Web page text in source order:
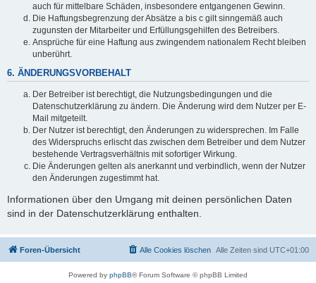
auch für mittelbare Schäden, insbesondere entgangenen Gewinn.
Die Haftungsbegrenzung der Absätze a bis c gilt sinngemäß auch
zugunsten der Mitarbeiter und Erfüllungsgehilfen des Betreibers.
Ansprüche für eine Haftung aus zwingendem nationalem Recht bleiben
unberührt.
6. ÄNDERUNGSVORBEHALT
Der Betreiber ist berechtigt, die Nutzungsbedingungen und die
Datenschutzerklärung zu ändern. Die Änderung wird dem Nutzer per E-
Mail mitgeteilt.
Der Nutzer ist berechtigt, den Änderungen zu widersprechen. Im Falle
des Widerspruchs erlischt das zwischen dem Betreiber und dem Nutzer
bestehende Vertragsverhältnis mit sofortiger Wirkung.
Die Änderungen gelten als anerkannt und verbindlich, wenn der Nutzer
den Änderungen zugestimmt hat.
Informationen über den Umgang mit deinen persönlichen Daten
sind in der Datenschutzerklärung enthalten.
Foren-Übersicht Alle Zeiten sind UTC+01:00
Alle Cookies löschen
Powered by phpBB® Forum Software © phpBB Limited